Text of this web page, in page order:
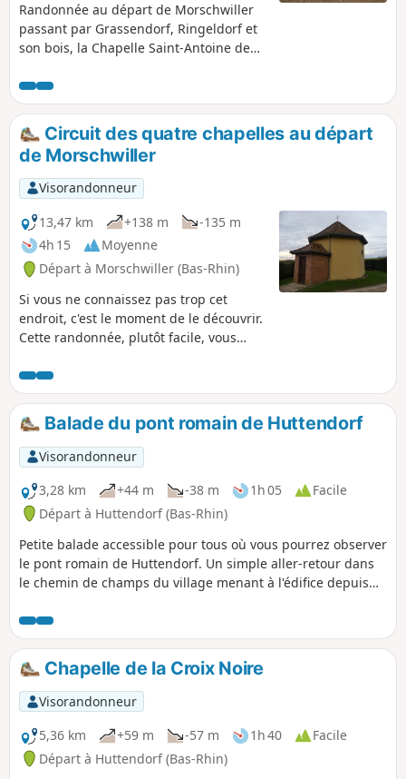
Randonnée au départ de Morschwiller
passant par Grassendorf, Ringeldorf et
son bois, la Chapelle Saint-Antoine de
panoramique.
Circuit des quatre chapelles au départ
de Morschwiller
Visorandonneur
13,47 km
+138 m
-135 m
4h 15
Moyenne
Départ à Morschwiller (Bas-Rhin)
Si vous ne connaissez pas trop cet
endroit, c'est le moment de le découvrir.
Cette randonnée, plutôt facile, vous
Chapelle de Morschwiller à celle
d'Ohlungen quasiment en ligne droite.
Le retour, avec un peu dénivelé, vous
fera découvrir les deux belles chapelles
de Dauendorf. Sur le trajet, suivant
l'heure de la journée, vous devriez voir
de nombreux chevreuils, si vous êtes
matinal, vous verrez peut-être Goupil le
renard.
Balade du pont romain de Huttendorf
Visorandonneur
3,28 km
+44 m -38 m 1h 05
Facile
Départ à Huttendorf (Bas-Rhin)
Petite balade accessible pour tous où vous pourrez observer
le pont romain de Huttendorf. Un simple aller-retour dans
le chemin de champs du village menant à l'édifice depuis
Chapelle de la Croix Noire
Visorandonneur
5,36 km
+59 m -57 m 1h 40
Facile
Départ à Huttendorf (Bas-Rhin)